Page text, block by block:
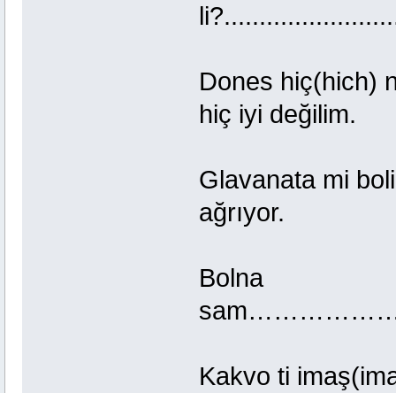
Dones
hiç iyi değilim.
Glavanata
ağrıyor.
Bolna
Kakvo ti